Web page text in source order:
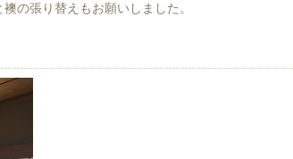
の張り替えもお願いしました。